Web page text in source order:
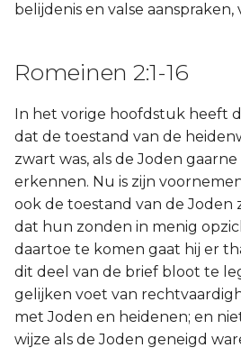
belijdenis en valse aanspraken,
Romeinen 2:1-16
In het vorige hoofdstuk heeft
dat de toestand van de
zwart was, als de Joden
erkennen. Nu is zijn
ook de toestand van de Joden
dat hun zonden in menig
daartoe te komen gaat hij er
dit deel van de brief bloot te
gelijken voet van
met Joden en heidenen; en
wijze als de Joden geneigd